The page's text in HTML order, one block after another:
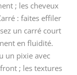
; les cheveux
: faites effiler
un carré court
en fluidité.
un pixie avec
; les textures